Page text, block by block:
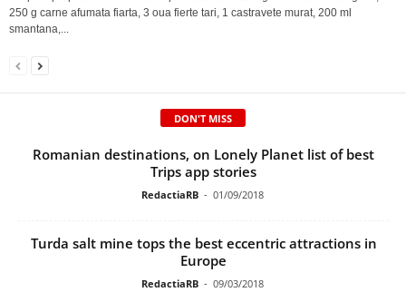
250 g carne afumata fiarta, 3 oua fierte tari, 1 castravete murat, 200 ml
smantana,...
DON'T MISS
Romanian destinations, on Lonely Planet list of best
Trips app stories
RedactiaRB - 01/09/2018
Turda salt mine tops the best eccentric attractions in
Europe
RedactiaRB - 09/03/2018